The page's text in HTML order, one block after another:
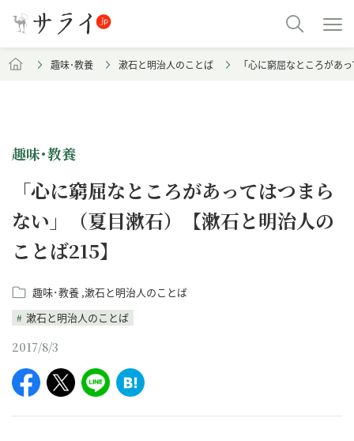
趣味･教養 漱石と明治人のことば 「心に窮屈なところがあ
趣味･教養
「心に窮屈なところがあってはつまら
ない」（夏目漱石）【漱石と明治人の
ことば215】
趣味･教養 漱石と明治人のことば
漱石と明治人のことば
2017/8/3